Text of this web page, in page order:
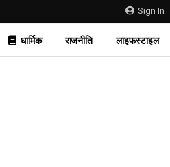
Sign In
धार्मिक राजनीति लाइफस्टाइल